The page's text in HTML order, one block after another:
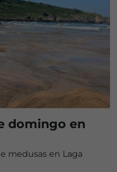
domingo en
medusas en Laga